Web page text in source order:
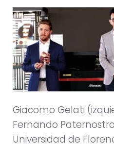
Giacomo Gelati
Fernando
Universidad de